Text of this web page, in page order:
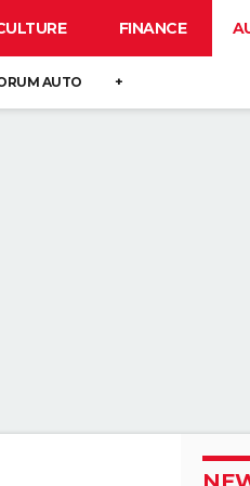
FINANCE
AUTO +